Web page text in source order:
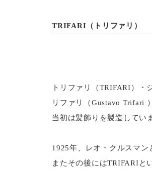
TRIFARI（トリファリ）
トリファリ（TRIFARI）・
リファリ（Gustavo Trifari
当初は髪飾りを製造してい
1925年、レオ・クルスマン
またその後にはTRIFARIと